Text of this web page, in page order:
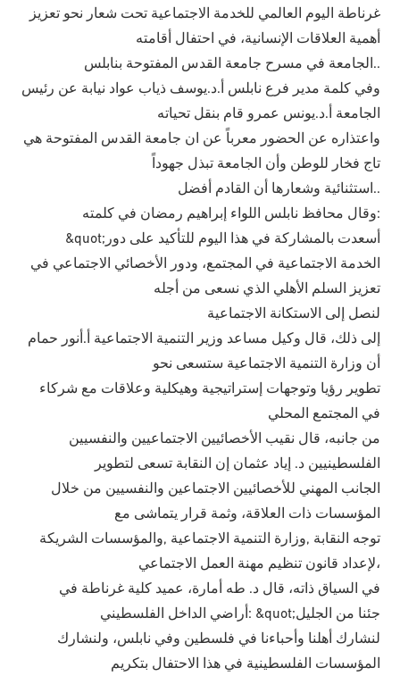
غرناطة اليوم العالمي للخدمة الاجتماعية تحت شعار نحو تعزيز
أهمية العلاقات الإنسانية، في احتفال أقامته
الجامعة في مسرح جامعة القدس المفتوحة بنابلس..
وفي كلمة مدير فرع نابلس أ.د.يوسف ذياب عواد نيابة عن رئيس
الجامعة أ.د.يونس عمرو قام بنقل تحياته
واعتذاره عن الحضور معرباً عن ان جامعة القدس المفتوحة هي
تاج فخار للوطن وأن الجامعة تبذل جهوداً
استثنائية وشعارها أن القادم أفضل..
وقال محافظ نابلس اللواء إبراهيم رمضان في كلمته:
&quot;أسعدت بالمشاركة في هذا اليوم للتأكيد على دور
الخدمة الاجتماعية في المجتمع، ودور الأخصائي الاجتماعي في
تعزيز السلم الأهلي الذي نسعى من أجله
لنصل إلى الاستكانة الاجتماعية
إلى ذلك، قال وكيل مساعد وزير التنمية الاجتماعية أ.أنور حمام
أن وزارة التنمية الاجتماعية ستسعى نحو
تطوير رؤيا وتوجهات إستراتيجية وهيكلية وعلاقات مع شركاء
في المجتمع المحلي
من جانبه، قال نقيب الأخصائيين الاجتماعيين والنفسيين
الفلسطينيين د. إياد عثمان إن النقابة تسعى لتطوير
الجانب المهني للأخصائيين الاجتماعين والنفسيين من خلال
المؤسسات ذات العلاقة، وثمة قرار يتماشى مع
توجه النقابة ,وزارة التنمية الاجتماعية ,والمؤسسات الشريكة
لإعداد قانون تنظيم مهنة العمل الاجتماعي،
في السياق ذاته، قال د. طه أمارة، عميد كلية غرناطة في
أراضي الداخل الفلسطيني: &quot;جئنا من الجليل
لنشارك أهلنا وأحباءنا في فلسطين وفي نابلس، ولنشارك
المؤسسات الفلسطينية في هذا الاحتفال بتكريم